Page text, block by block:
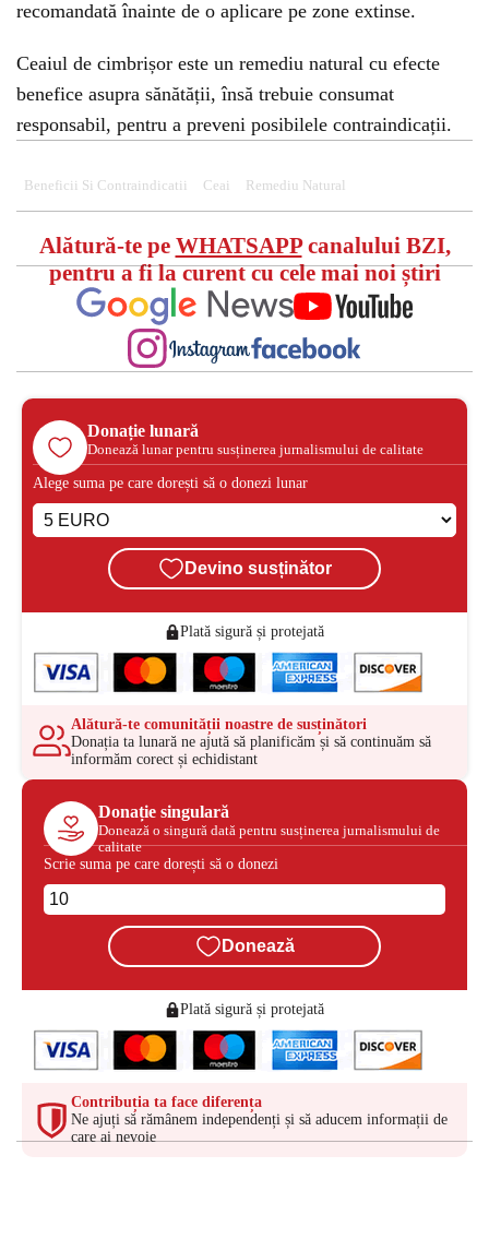
recomandată înainte de o aplicare pe zone extinse.
Ceaiul de cimbrișor este un remediu natural cu efecte
benefice asupra sănătății, însă trebuie consumat
responsabil, pentru a preveni posibilele contraindicații.
Beneficii Si Contraindicatii Ceai Remediu Natural
Alătură-te pe WHATSAPPcanalului BZI,
pentru a fi la curent cu cele mai noi știri
Donație lunară
Donează lunar pentru susținerea jurnalismului de calitate
Alege suma pe care dorești să o donezi lunar
Devino susținător
Plată sigură și protejată
Alătură-te comunității noastre de susținători
Donația ta lunară ne ajută să planificăm și să continuăm să
informăm corect și echidistant
Donație singulară
Donează o singură dată pentru susținerea jurnalismului de
calitate
Scrie suma pe care dorești să o donezi
Donează
Plată sigură și protejată
Contribuția ta face diferența
Ne ajuți să rămânem independenți și să aducem informații de
care ai nevoie